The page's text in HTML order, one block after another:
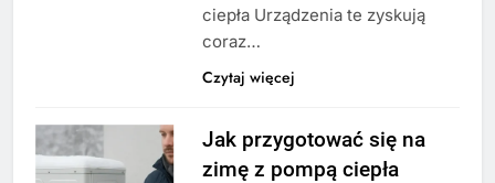
ciepła Urządzenia te zyskują
coraz…
Czytaj więcej
Jak przygotować się na
zimę z pompą ciepła